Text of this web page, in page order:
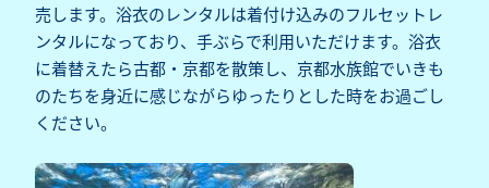
売します。浴衣のレンタルは着付け込みのフルセットレ
ンタルになっており、手ぶらで利用いただけます。浴衣
に着替えたら古都・京都を散策し、京都水族館でいきも
のたちを身近に感じながらゆったりとした時をお過ごし
ください。